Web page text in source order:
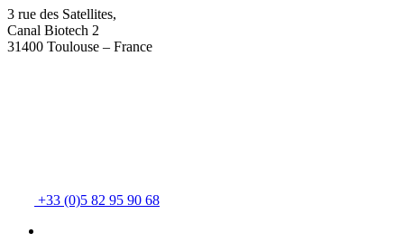
3 rue des Satellites,
Canal Biotech 2
31400 Toulouse – France
+33 (0)5 82 95 90 68